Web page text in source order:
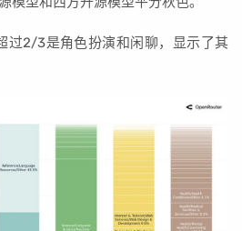
过2/3是角色扮演和闲聊，显示了其